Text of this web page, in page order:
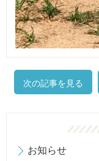
次の記事を見る
お知らせ